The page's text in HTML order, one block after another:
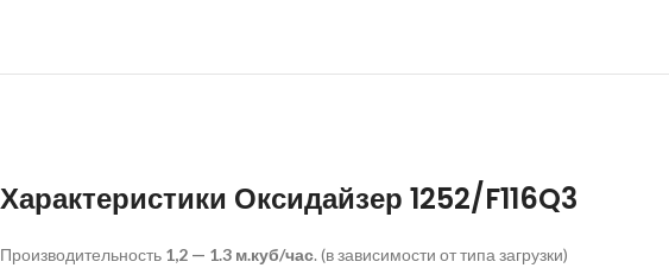
Характеристики Оксидайзер 1252/F116Q3
Производительность 1,2 — 1.3 м.куб/час. (в зависимости от типа загрузки)